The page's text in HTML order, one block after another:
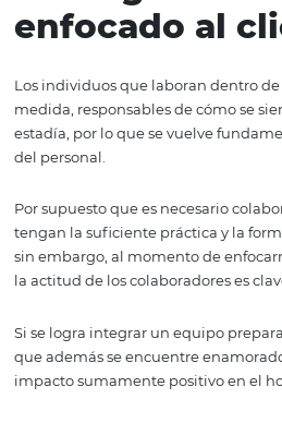
que los viajeros tengan una
la diferencia en un lugar de
¡Comencemos!
1. Integra
enfocado
medida, responsables de
estadía, por lo que se vuelve